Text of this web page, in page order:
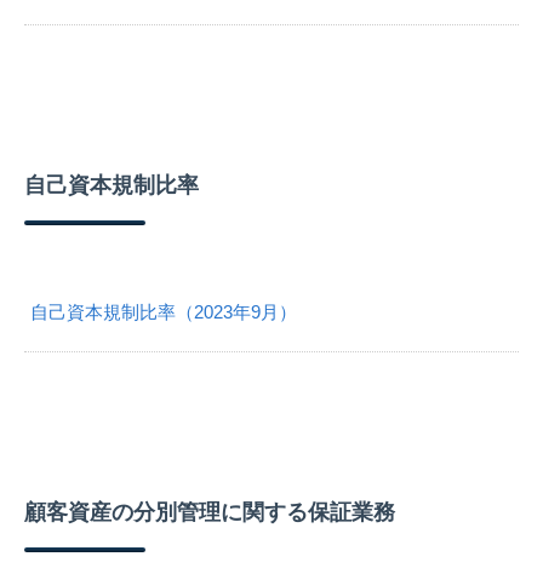
自己資本規制比率
自己資本規制比率（2023年9月）
顧客資産の分別管理に関する保証業務